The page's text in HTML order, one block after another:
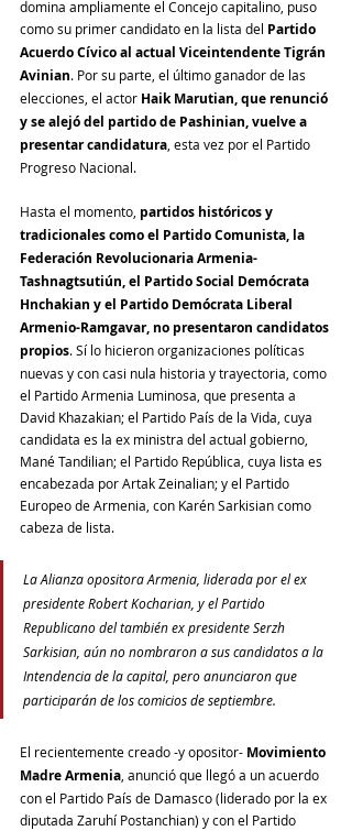
domina ampliamente el Concejo capitalino, puso
como su primer candidato en la lista del Partido
Acuerdo Cívico al actual Viceintendente Tigrán
Avinian. Por su parte, el último ganador de las
elecciones, el actor Haik Marutian, que renunció
y se alejó del partido de Pashinian, vuelve a
presentar candidatura , esta vez por el Partido
Progreso Nacional.
Hasta el momento, partidos históricos y
tradicionales como el Partido Comunista, la
Federación Revolucionaria Armenia-
Tashnagtsutiún, el Partido Social Demócrata
Hnchakian y el Partido Demócrata Liberal
Armenio-Ramgavar, no presentaron candidatos
propios. Sí lo hicieron organizaciones políticas
nuevas y con casi nula historia y trayectoria, como
el Partido Armenia Luminosa, que presenta a
David Khazakian; el Partido País de la Vida, cuya
candidata es la ex ministra del actual gobierno,
Mané Tandilian; el Partido República, cuya lista es
encabezada por Artak Zeinalian; y el Partido
Europeo de Armenia, con Karén Sarkisian como
cabeza de lista.
La Alianza opositora Armenia, liderada por el ex
presidente Robert Kocharian, y el Partido
Republicano del también ex presidente Serzh
Sarkisian, aún no nombraron a sus candidatos a la
Intendencia de la capital, pero anunciaron que
participarán de los comicios de septiembre.
El recientemente creado -y opositor- Movimiento
Madre Armenia , anunció que llegó a un acuerdo
con el Partido País de Damasco (liderado por la ex
diputada Zaruhí Postanchian) y con el Partido